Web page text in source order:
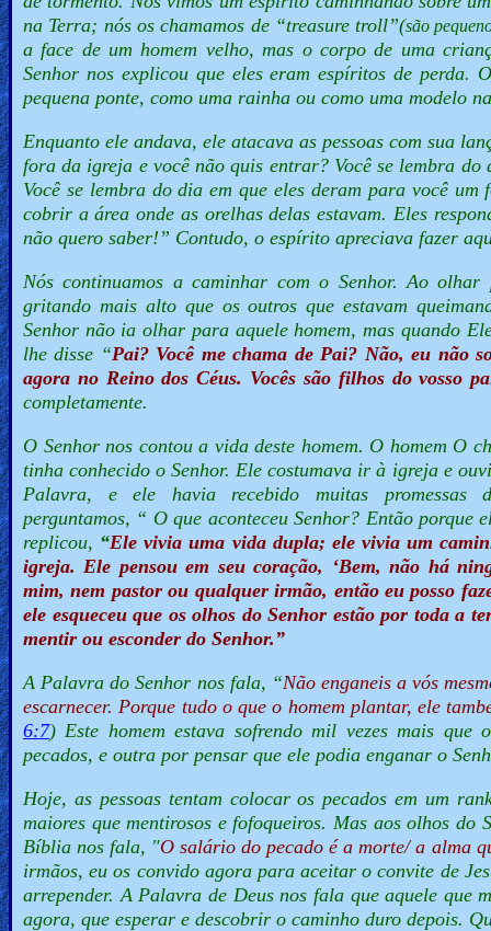
na Terra; nós os chamamos de “treasure troll”(são
a face de um homem velho, mas o corpo de uma
Senhor nos explicou que eles eram espíritos de perda.
pequena ponte, como uma rainha ou como uma modelo
Enquanto ele andava, ele atacava as pessoas com sua
fora da igreja e você não quis entrar? Você se lembra
Você se lembra do dia em que eles deram para você
cobrir a área onde as orelhas delas estavam. Eles
não quero saber!” Contudo, o espírito apreciava fazer
Nós continuamos a caminhar com o Senhor. Ao olhar
gritando mais alto que os outros que estavam
Senhor não ia olhar para aquele homem, mas quando
lhe disse “Pai? Você me chama de Pai? Não, eu não
agora no Reino dos Céus. Vocês são filhos do vosso
completamente.
O Senhor nos contou a vida deste homem. O homem O
tinha conhecido o Senhor. Ele costumava ir à igreja e
Palavra, e ele havia recebido muitas promessas
perguntamos, “ O que aconteceu Senhor? Então porque
replicou, “Ele vivia uma vida dupla; ele vivia um
igreja. Ele pensou em seu coração, ‘Bem, não há
mim, nem pastor ou qualquer irmão, então eu posso
ele esqueceu que os olhos do Senhor estão por toda a
mentir ou esconder do Senhor.”
A Palavra do Senhor nos fala, “Não enganeis a vós
escarnecer. Porque tudo o que o homem plantar, ele
6:7) Este homem estava sofrendo mil vezes mais que
pecados, e outra por pensar que ele podia enganar o
Hoje, as pessoas tentam colocar os pecados em um
maiores que mentirosos e fofoqueiros. Mas aos olhos do
Bíblia nos fala, "O salário do pecado é a morte/ a alma
irmãos, eu os convido agora para aceitar o convite de
arrepender. A Palavra de Deus nos fala que aquele que
agora, que esperar e descobrir o caminho duro depois.